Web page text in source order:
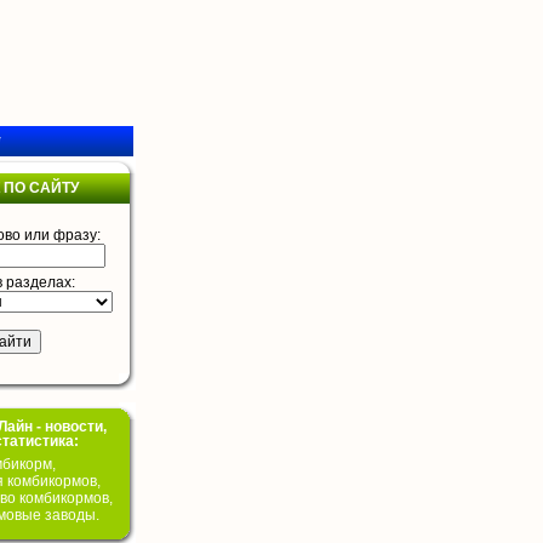
САЙТУ
или фразу:
разделах:
- новости,
комбикормов,
комбикормов,
заводы.